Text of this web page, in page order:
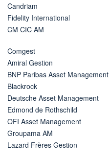
Candriam
Fidelity International
CM CIC AM
Comgest
Amiral Gestion
BNP Paribas Asset Management
Blackrock
Deutsche Asset Management
Edmond de Rothschild
OFI Asset Management
Groupama AM
Lazard Frères Gestion